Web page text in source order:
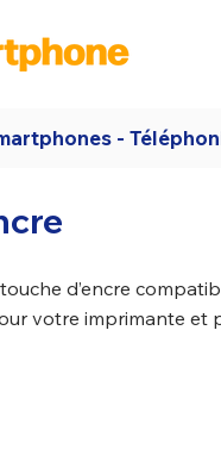
-
d’encre
votre imprimante